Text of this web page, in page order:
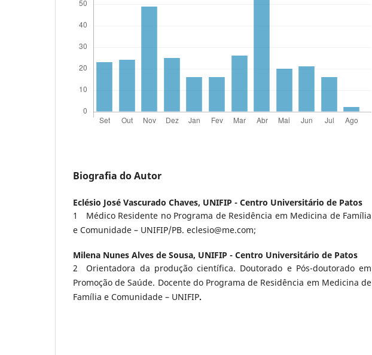
Biografia do Autor
Eclésio José Vascurado Chaves, UNIFIP - Centro Universitário de Patos
1 Médico Residente no Programa de Residência em Medicina de Família
e Comunidade – UNIFIP/PB. eclesio@me.com;
Milena Nunes Alves de Sousa, UNIFIP - Centro Universitário de Patos
2 Orientadora da produção científica. Doutorado e Pós-doutorado em
Promoção de Saúde. Docente do Programa de Residência em Medicina de
Família e Comunidade – UNIFIP.